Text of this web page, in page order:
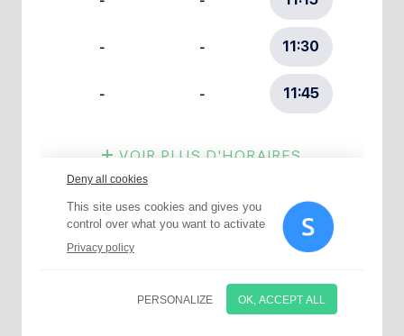
Choisissez votre abonnement :